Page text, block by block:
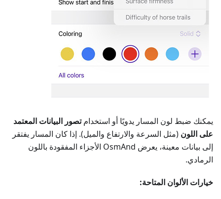
يمكنك ضبط لون المسار يدويًا أو استخدامتصور البيانات المعتمد
على اللون (مثل السرعة والارتفاع والميل). إذا كان المسار يفتقر
إلى بيانات معينة، يعرض OsmAnd الأجزاء المفقودة باللون
الرمادي.
خيارات الألوان المتاحة: